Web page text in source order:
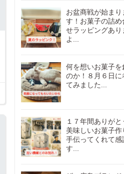
お盆商戦が始まり
す！お菓子の詰め
せラッピングあり
よ...
何を想いお菓子を
のか！８月６日に
てみました...
１７年間ありがと
美味しいお菓子作
手伝ってくれて感
す...